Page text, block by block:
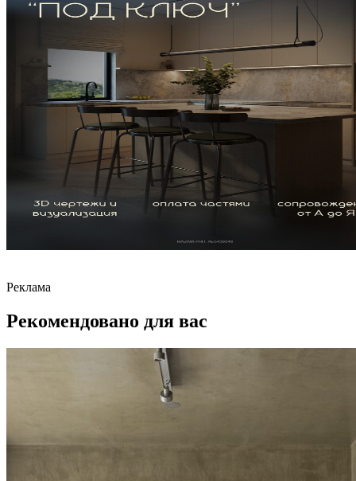
Реклама
Рекомендовано для вас